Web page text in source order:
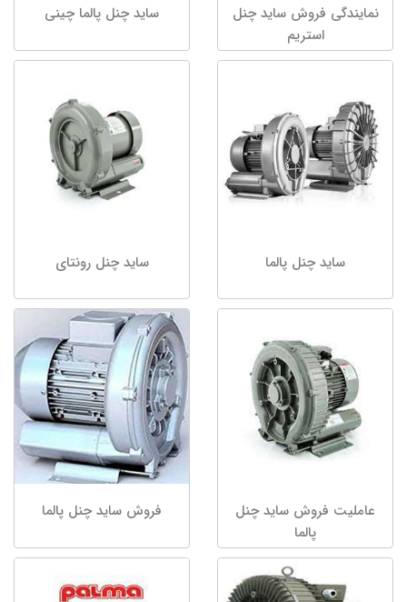
نمایندگی فروش ساید چنل
استریم
ساید چنل پالما چینی
ساید چنل پالما ساید چنل رونتای
عاملیت فروش ساید چنل
پالما
فروش ساید چنل پالما